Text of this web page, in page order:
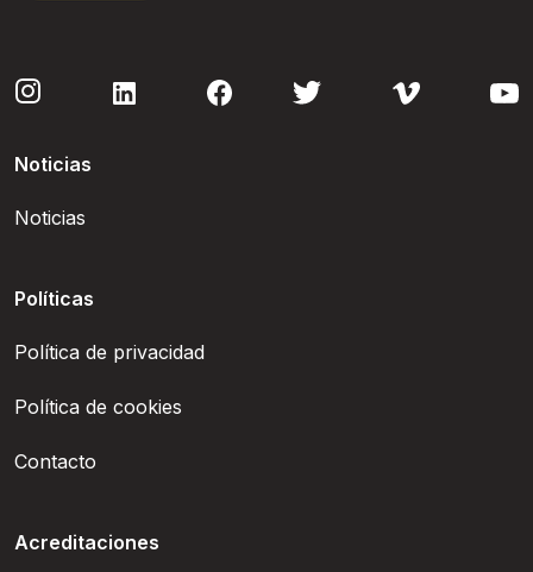
Noticias
Noticias
Políticas
Política de privacidad
Política de cookies
Contacto
Acreditaciones